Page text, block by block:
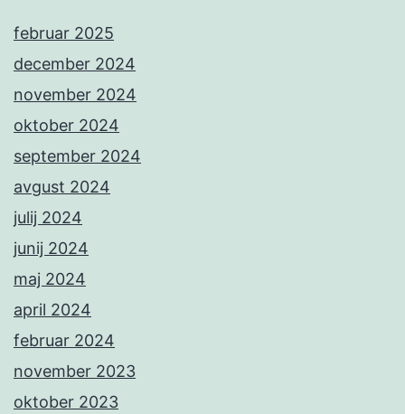
februar 2025
december 2024
november 2024
oktober 2024
september 2024
avgust 2024
julij 2024
junij 2024
maj 2024
april 2024
februar 2024
november 2023
oktober 2023